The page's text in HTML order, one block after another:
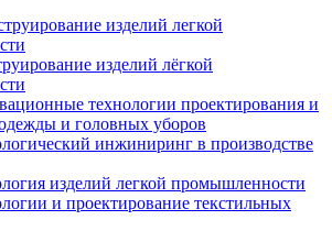
изделий легкой
изделий лёгкой
технологии проектирования и
и головных уборов
инжиниринг в производстве
изделий легкой промышленности
и проектирование текстильных